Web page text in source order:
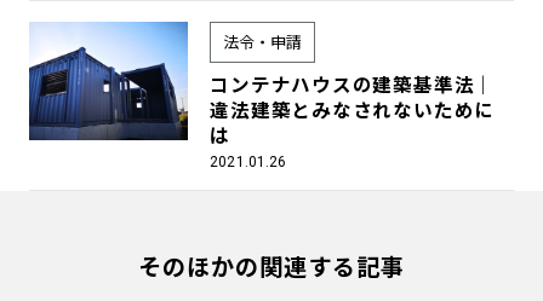
コンテナハウスの建築基準法｜
違法建築とみなされないために
は
法令・申請
2021.01.26
そのほかの関連する記事